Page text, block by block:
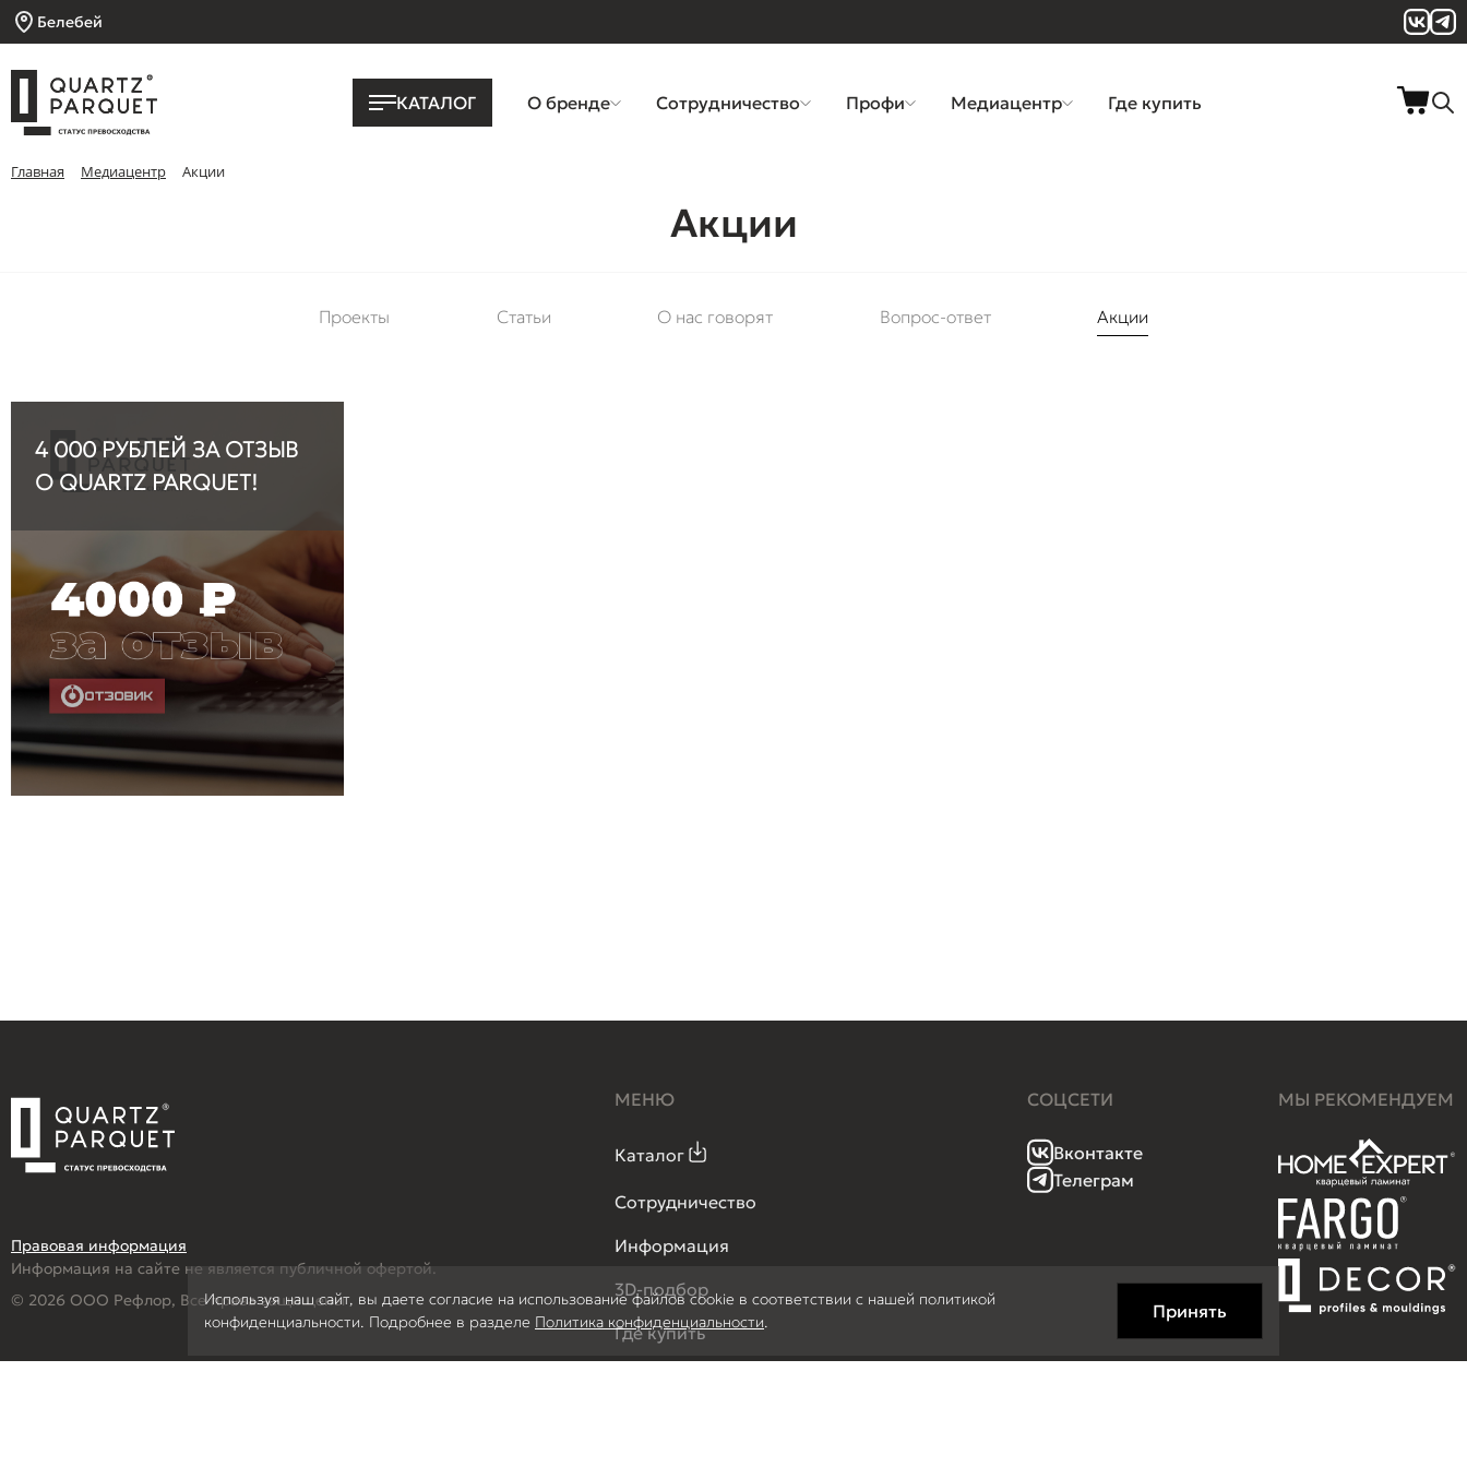
Белебей
КАТАЛОГ О бренде Сотрудничество Профи Медиацентр Где купить
Главная Медиацентр Акции
Акции
Проекты Статьи О нас говорят Вопрос-ответ Акции
4 000 РУБЛЕЙ ЗА ОТЗЫВ
О QUARTZ PARQUET!
Правовая информация
Информация на сайте не является публичной офертой.
© 2026 ООО Рефлор, Все права защищены
МЕНЮ
Каталог
Сотрудничество
Информация
3D-подбор
Где купить
СОЦСЕТИ
Вконтакте
Телеграм
МЫ РЕКОМЕНДУЕМ
Используя наш сайт, вы даете согласие на использование файлов cookie в соответствии с нашей политикой
конфиденциальности. Подробнее в разделе Политика конфиденциальности. Принять